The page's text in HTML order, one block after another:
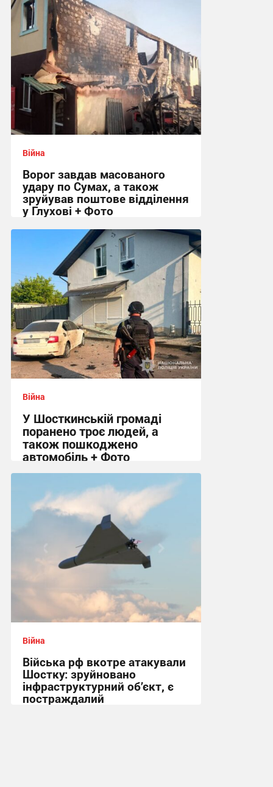
Війна
Ворог завдав масованого
удару по Сумах, а також
зруйував поштове відділення
у Глухові + Фото
09:01 сьогодні
Війна
У Шосткинській громаді
поранено троє людей, а
також пошкоджено
автомобіль + Фото
Війна
Війська рф вкотре атакували
Шостку: зруйновано
інфраструктурний об’єкт, є
постраждалий